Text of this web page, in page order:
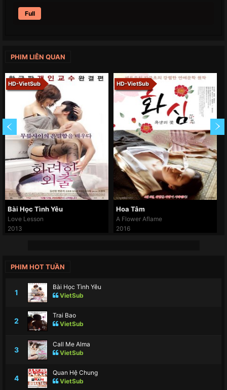
Full
PHIM LIÊN QUAN
HD-VietSub
Bài Học Tình Yêu
Love Lesson
2013
HD-VietSub
Hoa Tâm
A Flower Aflame
2016
PHIM HOT TUẦN
1
Bài Học Tình Yêu
VietSub
2
Trai Bao
VietSub
3
Call Me Alma
VietSub
4
Quan Hệ Chung
VietSub